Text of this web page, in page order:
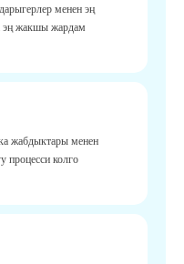
менен эң
эң жакшы жардам
жабдыктары менен
колго